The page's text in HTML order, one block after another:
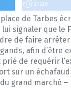
share
place de Tarbes
lui signaler que le
de faire arrêter
afin d’être
prié de requérir
sur un
grand marché –